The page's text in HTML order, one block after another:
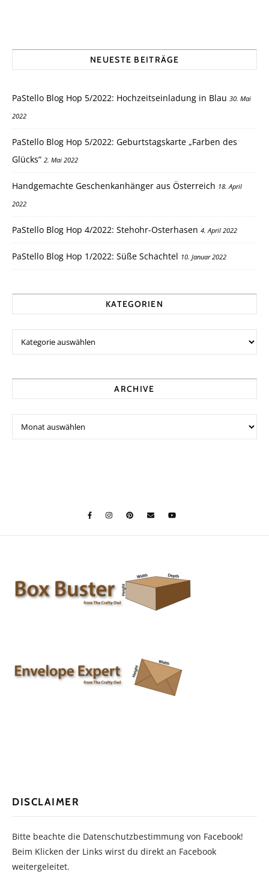
NEUESTE BEITRÄGE
PaStello Blog Hop 5/2022: Hochzeitseinladung in Blau 30. Mai
2022
PaStello Blog Hop 5/2022: Geburtstagskarte „Farben des
Glücks“ 2. Mai 2022
Handgemachte Geschenkanhänger aus Österreich 18. April
2022
PaStello Blog Hop 4/2022: Stehohr-Osterhasen 4. April 2022
PaStello Blog Hop 1/2022: Süße Schachtel 10. Januar 2022
KATEGORIEN
ARCHIVE
DISCLAIMER
Bitte beachte die Datenschutzbestimmung von Facebook!
Beim Klicken der Links wirst du direkt an Facebook
weitergeleitet.